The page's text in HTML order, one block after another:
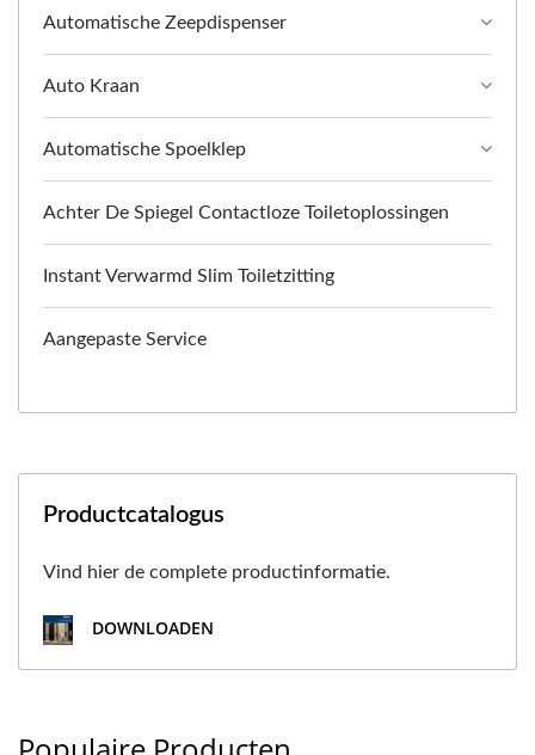
Automatische Zeepdispenser
Auto Kraan
Automatische Spoelklep
Achter De Spiegel Contactloze Toiletoplossingen
Instant Verwarmd Slim Toiletzitting
Aangepaste Service
Productcatalogus
Vind hier de complete productinformatie.
DOWNLOADEN